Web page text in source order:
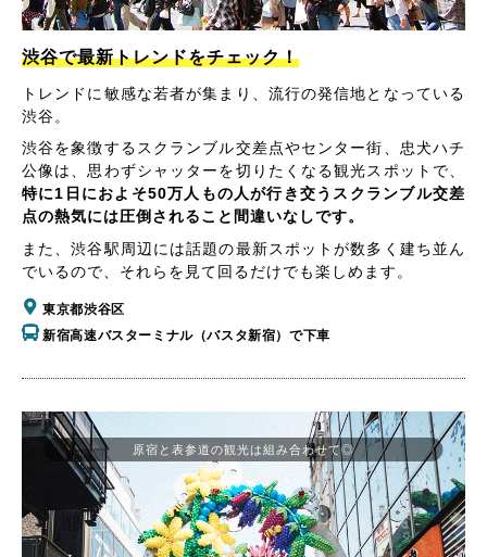
渋谷で最新トレンドをチェック！
トレンドに敏感な若者が集まり、流行の発信地となっている
渋谷。
渋谷を象徴するスクランブル交差点やセンター街、忠犬ハチ
公像は、思わずシャッターを切りたくなる観光スポットで、
特に1日におよそ50万人もの人が行き交うスクランブル交差
点の熱気には圧倒されること間違いなしです。
また、渋谷駅周辺には話題の最新スポットが数多く建ち並ん
でいるので、それらを見て回るだけでも楽しめます。
東京都渋谷区
新宿高速バスターミナル（バスタ新宿）で下車
原宿と表参道の観光は組み合わせて◎